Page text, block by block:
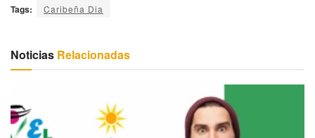
Tags: Caribeña Dia
Noticias Relacionadas